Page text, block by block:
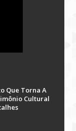
Que Torna A
Cultural